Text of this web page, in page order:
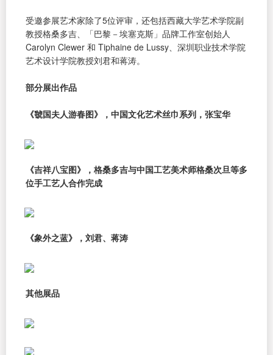
受邀参展艺术家除了5位评审，还包括西藏大学艺术学院副
教授格桑多吉、「巴黎－埃塞克斯」品牌工作室创始人
Carolyn Clewer 和 Tiphaine de Lussy、深圳职业技术学院
艺术设计学院教授刘君和蒋涛。
部分展出作品
《虢国夫人游春图》，中国文化艺术丝巾系列，张宝华
《吉祥八宝图》，格桑多吉与中国工艺美术师格桑次旦等多
位手工艺人合作完成
《象外之蓝》，刘君、蒋涛
其他展品